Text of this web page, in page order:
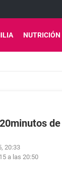
NUTRICIÓN
20:33
a las 20:50